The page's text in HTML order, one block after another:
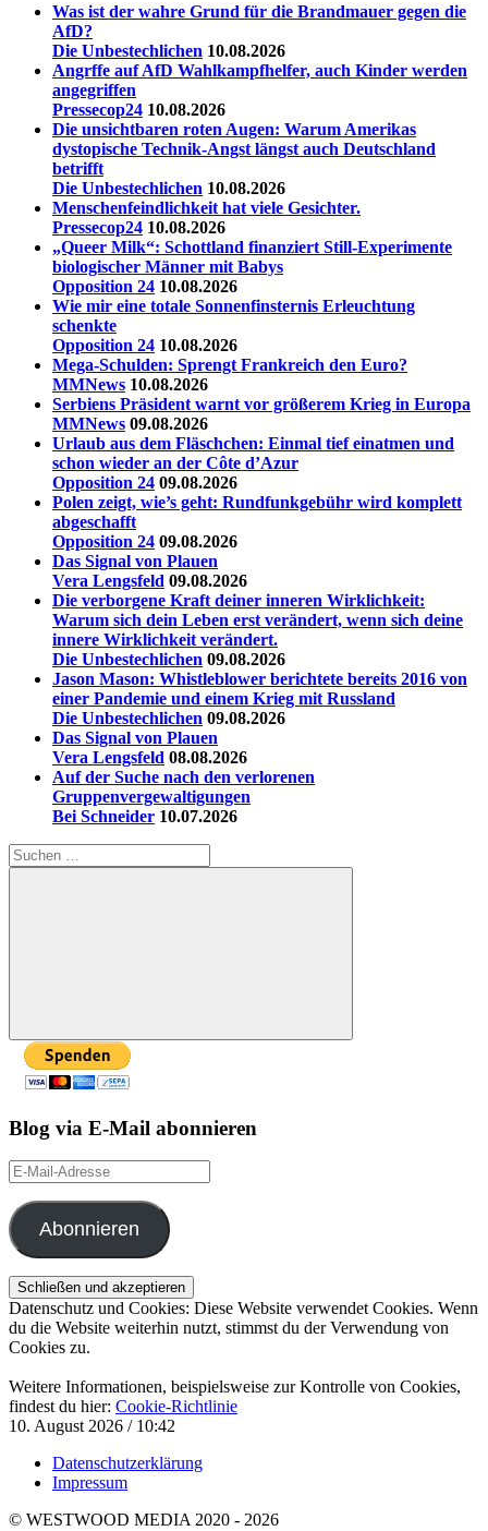
Was ist der wahre Grund für die Brandmauer gegen die
AfD?
Die Unbestechlichen 10.08.2026
Angrffe auf AfD Wahlkampfhelfer, auch Kinder werden
angegriffen
Pressecop24 10.08.2026
Die unsichtbaren roten Augen: Warum Amerikas
dystopische Technik-Angst längst auch Deutschland
betrifft
Die Unbestechlichen 10.08.2026
Menschenfeindlichkeit hat viele Gesichter.
Pressecop24 10.08.2026
„Queer Milk“: Schottland finanziert Still-Experimente
biologischer Männer mit Babys
Opposition 24 10.08.2026
Wie mir eine totale Sonnenfinsternis Erleuchtung
schenkte
Opposition 24 10.08.2026
Mega-Schulden: Sprengt Frankreich den Euro?
MMNews 10.08.2026
Serbiens Präsident warnt vor größerem Krieg in Europa
MMNews 09.08.2026
Urlaub aus dem Fläschchen: Einmal tief einatmen und
schon wieder an der Côte d’Azur
Opposition 24 09.08.2026
Polen zeigt, wie’s geht: Rundfunkgebühr wird komplett
abgeschafft
Opposition 24 09.08.2026
Das Signal von Plauen
Vera Lengsfeld 09.08.2026
Die verborgene Kraft deiner inneren Wirklichkeit:
Warum sich dein Leben erst verändert, wenn sich deine
innere Wirklichkeit verändert.
Die Unbestechlichen 09.08.2026
Jason Mason: Whistleblower berichtete bereits 2016 von
einer Pandemie und einem Krieg mit Russland
Die Unbestechlichen 09.08.2026
Das Signal von Plauen
Vera Lengsfeld 08.08.2026
Auf der Suche nach den verlorenen
Gruppenvergewaltigungen
Bei Schneider 10.07.2026
Suchen
nach:
Suchen
Blog via E-Mail abonnieren
E-
Mail-
Adresse
Abonnieren
Datenschutz und Cookies: Diese Website verwendet Cookies. Wenn
du die Website weiterhin nutzt, stimmst du der Verwendung von
Cookies zu.
Weitere Informationen, beispielsweise zur Kontrolle von Cookies,
findest du hier: Cookie-Richtlinie
10. August 2026 / 10:42
Datenschutzerklärung
Impressum
© WESTWOOD MEDIA 2020 - 2026